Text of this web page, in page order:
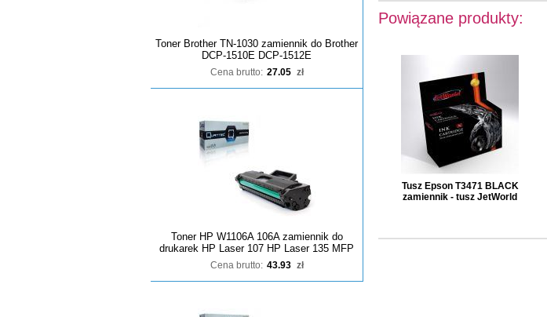
Toner Brother TN-1030 zamiennik do Brother
DCP-1510E DCP-1512E
Cena brutto: 27.05 zł
Toner HP W1106A 106A zamiennik do
drukarek HP Laser 107 HP Laser 135 MFP
Cena brutto: 43.93 zł
Powiązane produkty:
Tusz Epson T3471 BLACK
zamiennik - tusz JetWorld